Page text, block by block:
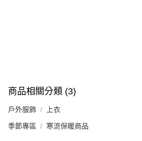
商品相關分類 (3)
戶外服飾 上衣
季節專區 寒流保暖商品